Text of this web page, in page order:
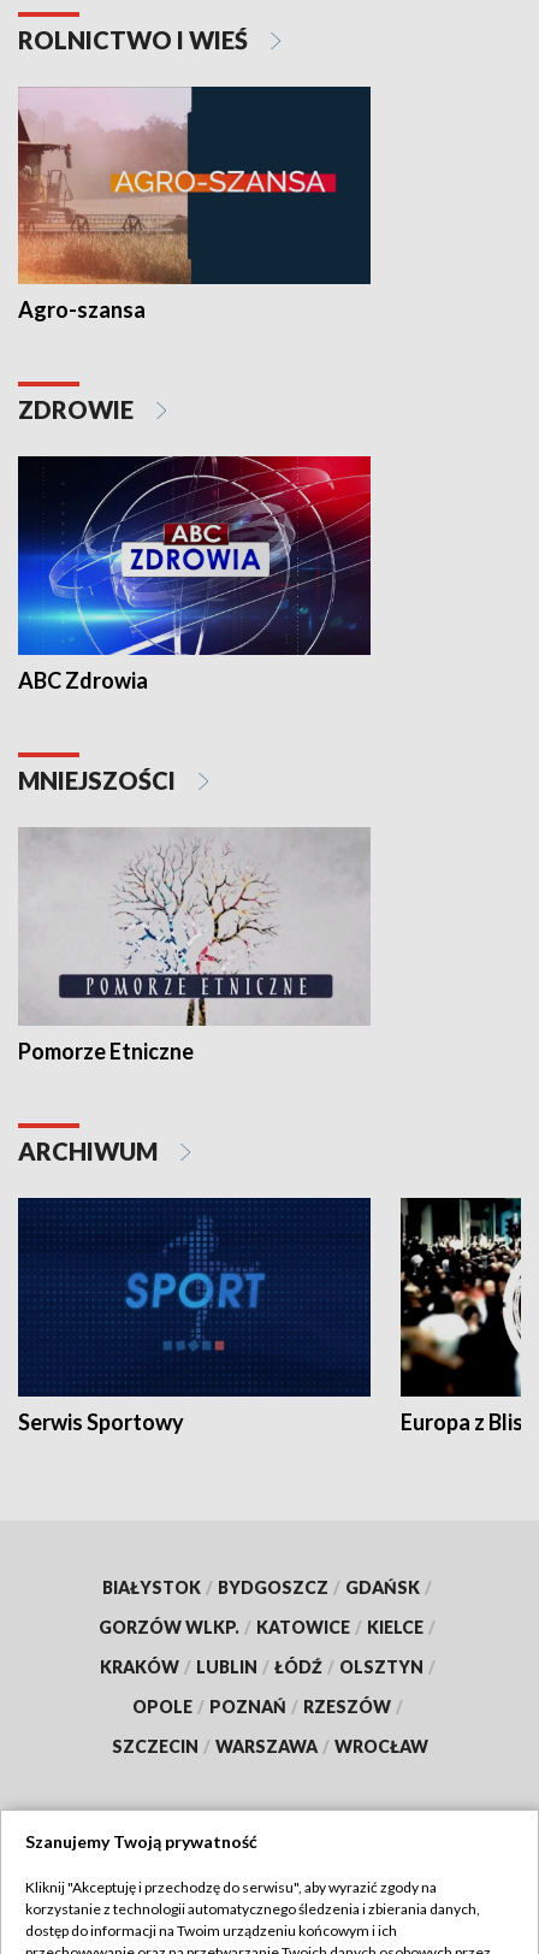
ROLNICTWO I WIEŚ
Agro-szansa
ZDROWIE
ABC Zdrowia
MNIEJSZOŚCI
Pomorze Etniczne
ARCHIWUM
Serwis Sportowy Europa z
BIAŁYSTOK / BYDGOSZCZ / GDAŃSK /
GORZÓW WLKP. / KATOWICE / KIELCE /
KRAKÓW / LUBLIN / ŁÓDŹ / OLSZTYN /
OPOLE / POZNAŃ / RZESZÓW /
SZCZECIN / WARSZAWA / WROCŁAW
TVP
Szanujemy Twoją prywatność
Kliknij "Akceptuję i przechodzę do serwisu", aby wyrazić zgody na
korzystanie z technologii automatycznego śledzenia i zbierania danych,
dostęp do informacji na Twoim urządzeniu końcowym i ich